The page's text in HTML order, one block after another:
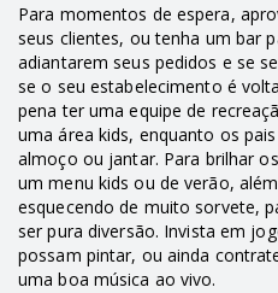
Para momentos de espera,
seus clientes, ou tenha um bar
adiantarem seus pedidos e se
se o seu estabelecimento é
pena ter uma equipe de
uma área kids, enquanto os
almoço ou jantar. Para brilhar
um menu kids ou de verão,
esquecendo de muito sorvete,
ser pura diversão. Invista em
possam pintar, ou ainda
uma boa música ao vivo.